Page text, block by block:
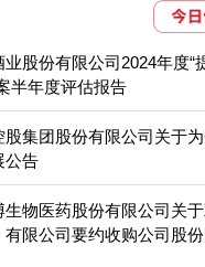
股份有限公司2024年度“
半年度评估报告
股集团股份有限公司关于
公告
生物医药股份有限公司关
有限公司要约收购公司股